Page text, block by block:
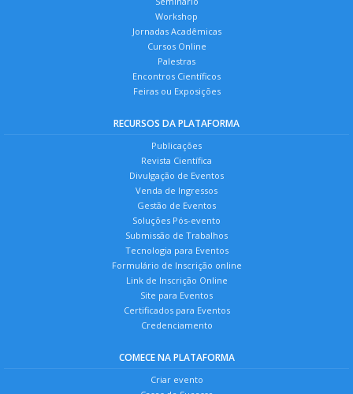
Workshop
Jornadas Acadêmicas
Cursos Online
Palestras
Encontros Científicos
Feiras ou Exposições
RECURSOS DA PLATAFORMA
Publicações
Revista Científica
Divulgação de Eventos
Venda de Ingressos
Gestão de Eventos
Soluções Pós-evento
Submissão de Trabalhos
Tecnologia para Eventos
Formulário de Inscrição online
Link de Inscrição Online
Site para Eventos
Certificados para Eventos
Credenciamento
COMECE NA PLATAFORMA
Criar evento